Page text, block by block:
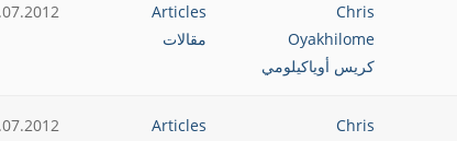
Chris
Oyakhilome
كريس أوياكيلومي
Articles
مقالات
Chris
Articles